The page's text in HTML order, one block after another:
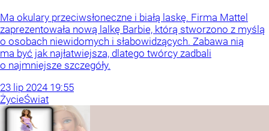
Ma okulary przeciwsłoneczne i białą laskę. Firma Mattel
zaprezentowała nową lalkę Barbie, którą stworzono z myślą
o osobach niewidomych i słabowidzących. Zabawa nią
ma być jak najłatwiejsza, dlatego twórcy zadbali
o najmniejsze szczegóły.
23 lip 2024 19:55
ŻycieŚwiat